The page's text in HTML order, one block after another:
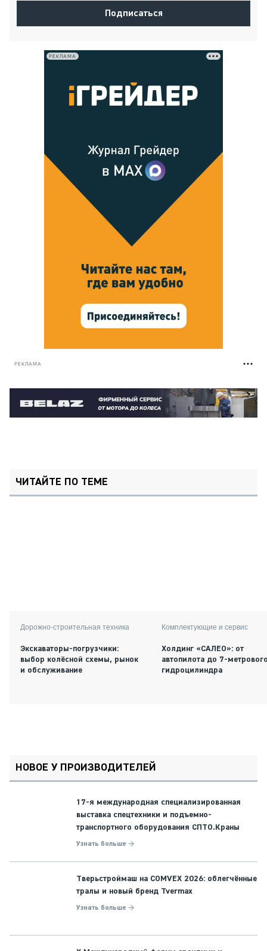
Подписаться
РЕКЛАМА
РЕКЛАМА
ЧИТАЙТЕ ПО ТЕМЕ
Дорожно-строительная техника
Экскаваторы-погрузчики:
выбор колёсной схемы, рынок
и обслуживание
Комплектующие и сервис
Холдинг «САЛЕО»: от
автопилота до 7-
гидроцилиндра
НОВОЕ У ПРОИЗВОДИТЕЛЕЙ
17-я международная специализированная
выставка спецтехники и подъемно-
транспортного оборудования СПТО.Краны
Узнать больше →
Тверьстроймаш на COMVEX 2026: облегчённые
тралы и новый бренд Tvermax
Узнать больше →